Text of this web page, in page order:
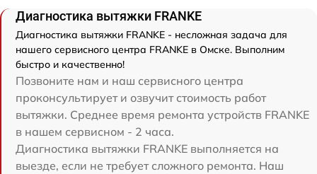
Диагностика вытяжки FRANKE
Диагностика вытяжки FRANKE - несложная задача для
нашего сервисного центра FRANKE в Омске. Выполним
быстро и качественно!
Позвоните нам и наш сервисного центра
проконсультирует и озвучит стоимость работ
вытяжки. Среднее время ремонта устройств FRANKE
в нашем сервисном - 2 часа.
Диагностика вытяжки FRANKE выполняется на
выезде, если не требует сложного ремонта. Наш